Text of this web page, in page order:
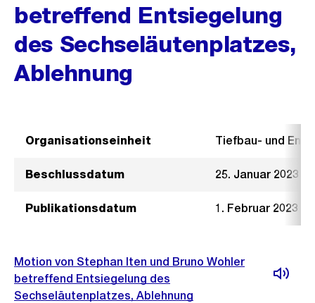
betreffend Entsiegelung
des Sechseläutenplatzes,
Ablehnung
Organisationseinheit Tiefbau- und
Beschlussdatum 25. Januar 2023
Publikationsdatum 1. Februar 2023
Motion von Stephan Iten und Bruno Wohler
betreffend Entsiegelung des
Sechseläutenplatzes, Ablehnung